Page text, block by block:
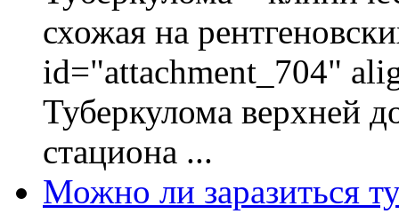
схожая на
id="attachment_704"
Туберкулома верхней
стациона ...
Можно ли заразиться